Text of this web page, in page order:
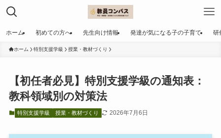
ホーム 初めての方へ 先生向け情報 発達が気になる子の子育て 研
ホーム 特別支援学級 授業・教材づくり
【初任者必見】特別支援学級の通知表：
教科領域別の対策法
特別支援学級 授業・教材づくり 2026年7月6日